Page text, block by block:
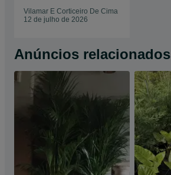
Vilamar E Corticeiro De Cima
12 de julho de 2026
Anúncios relacionados